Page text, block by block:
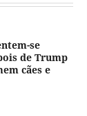
se
de Trump
cães e